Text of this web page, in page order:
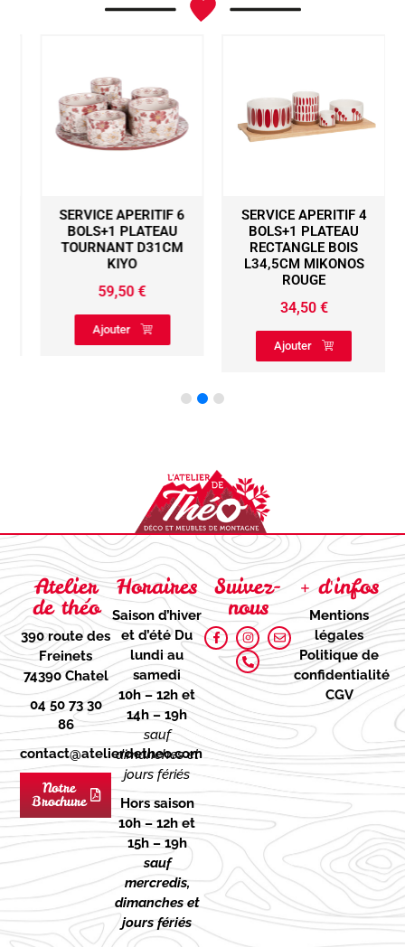
SERVICE APERITIF 6
BOLS+1 PLATEAU
TOURNANT D31CM
KIYO
59,50€
Ajouter
SERVICE APERITIF 4
BOLS+1 PLATEAU
RECTANGLE BOIS
L34,5CM MIKONOS
ROUGE
34,50€
Ajouter
Atelier
de théo
390 route des
Freinets
74390 Chatel
04 50 73 30
86
contact@atelierdetheo.com
Notre
Brochure
Horaires
Saison d’hiver
et d’étéDu
lundi au
samedi
10h – 12h et
14h – 19h
sauf
dimanches et
jours fériés
Hors saison
10h – 12h et
15h – 19h
sauf
mercredis,
dimanches et
jours fériés
Suivez-
nous
+ d'infos
Mentions
légales
Politique de
confidentialité
CGV